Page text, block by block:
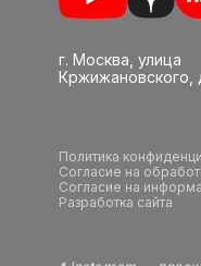
г. Москва, улица
Кржижановского,
Политика
Согласие на
Согласие на
Разработка сайта